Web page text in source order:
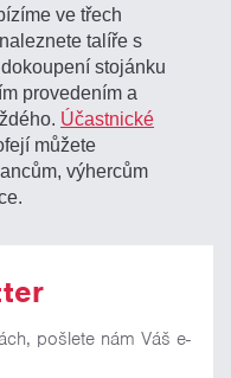
ve třech
talíře s
stojánku
provedením a
Účastnické
můžete
výhercům
pošlete nám Váš e-